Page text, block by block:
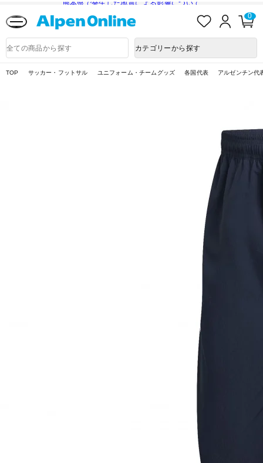
熊本県で発生した地震による影響について
入
ロ
ン
0
品
検
カテゴリーから探す
TOP サッカー・フットサル ユニフォーム・チームグッズ 各国代表 アルゼンチン代